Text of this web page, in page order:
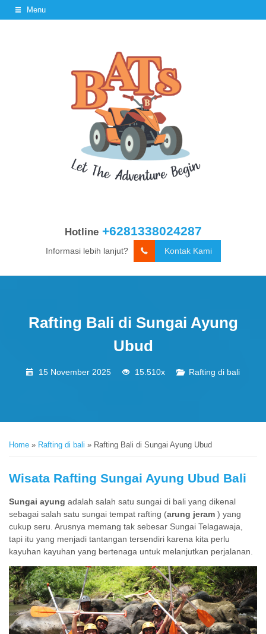
Menu
Hotline +6281338024287
Informasi lebih lanjut? Kontak Kami
Rafting Bali di Sungai Ayung
Ubud
15 November 2025 15.510x Rafting di bali
Home » Rafting di bali » Rafting Bali di Sungai Ayung Ubud
Wisata Rafting Sungai Ayung Ubud Bali
Sungai ayung adalah salah satu sungai di bali yang dikenal
sebagai salah satu sungai tempat rafting (arung jeram ) yang
cukup seru. Arusnya memang tak sebesar Sungai Telagawaja,
tapi itu yang menjadi tantangan tersendiri karena kita perlu
kayuhan kayuhan yang bertenaga untuk melanjutkan perjalanan.